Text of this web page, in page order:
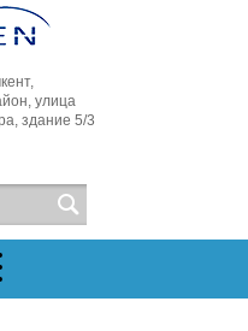
улица
здание 5/3